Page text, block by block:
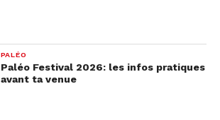
PALÉO
Paléo Festival 2026: les infos pratiques
avant ta venue